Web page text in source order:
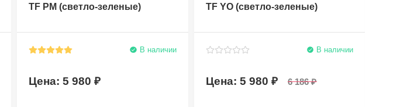
TF PM (светло-зеленые)
В наличии
5 980
TF YO (светло-зеленые)
В наличии
5 980 6 186